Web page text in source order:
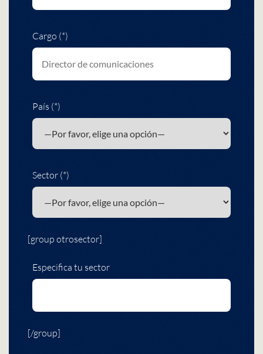
Cargo (*)
País (*)
Sector (*)
[group otrosector]
Especifica tu sector
[/group]